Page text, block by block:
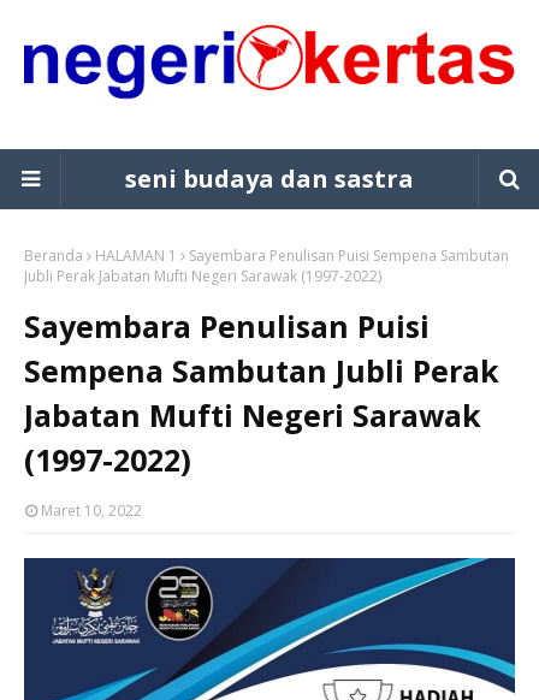
seni budaya dan sastra
Beranda HALAMAN 1
Sayembara Penulisan Puisi Sempena Sambutan
Jubli Perak Jabatan Mufti Negeri Sarawak (1997-2022)
Sayembara Penulisan Puisi
Sempena Sambutan Jubli Perak
Jabatan Mufti Negeri Sarawak
(1997-2022)
Maret 10, 2022